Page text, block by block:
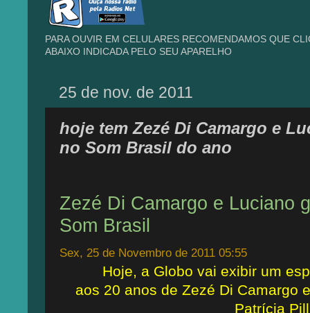
PARA OUVIR EM CELULARES RECOMENDAMOS QUE
ABAIXO INDICADA PELO SEU APARELHO
25 de nov. de 2011
hoje tem Zezé Di Camargo e
no Som Brasil do ano
Zezé Di Camargo e Luciano
Som Brasil
Sex, 25 de Novembro de 2011 05:55
Hoje, a Globo vai exibir um
aos 20 anos de Zezé Di Camargo
Patrícia